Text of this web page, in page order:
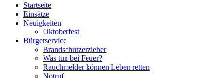
Startseite
Einsätze
Neuigkeiten
Oktoberfest
Bürgerservice
Brandschutzerzieher
Was tun bei Feuer?
Rauchmelder können Leben retten
Notruf